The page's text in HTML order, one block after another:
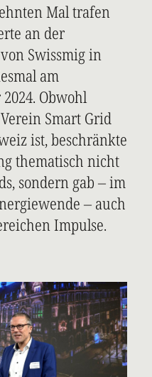
Mal trafen
an der
Swissmig in
am
Obwohl
Smart Grid
ist, beschränkte
thematisch nicht
sondern gab – im
– auch
Impulse.